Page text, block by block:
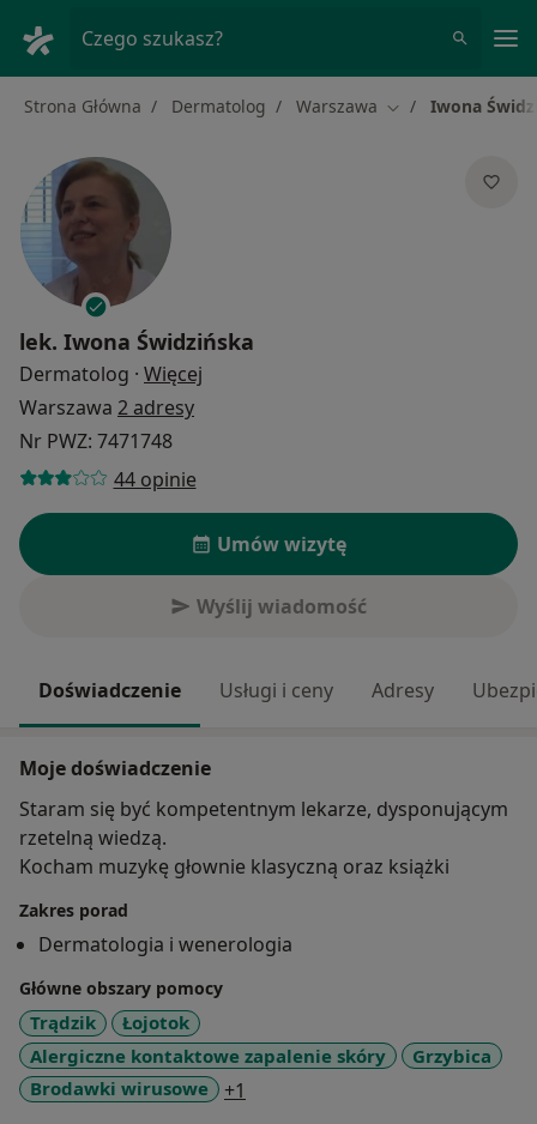
Czego szukasz?
Strona Główna Dermatolog Warszawa Zmień miasto
Iwona
lek. Iwona Świdzińska
Dermatolog · Więcej
Warszawa 2 adresy
Nr PWZ: 7471748
44 opinie
Umów wizytę
Wyślij wiadomość
Doświadczenie Usługi i ceny Adresy
Moje doświadczenie
Staram się być kompetentnym lekarze, dysponującym
rzetelną wiedzą.
Kocham muzykę głownie klasyczną oraz książki
Zakres porad
Dermatologia i wenerologia
Główne obszary pomocy
Trądzik
Łojotok
Alergiczne kontaktowe zapalenie skóry
Grzybica
Brodawki wirusowe
+1